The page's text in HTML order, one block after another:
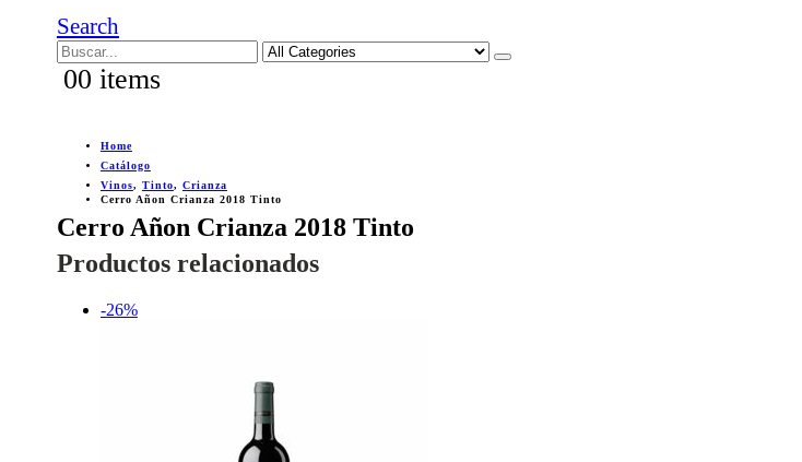
Search
00 items
Home
Catálogo
Vinos, Tinto, Crianza
Cerro Añon Crianza 2018 Tinto
Cerro Añon Crianza 2018 Tinto
Productos relacionados
-26%